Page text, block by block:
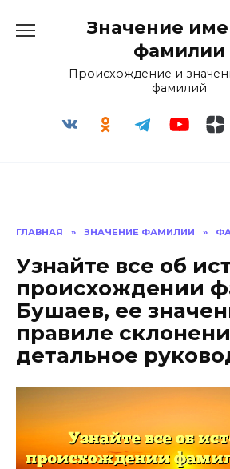
Значение
фамилии
Происхождение и
фамилий
ГЛАВНАЯ » ЗНАЧЕНИЕ ФАМИЛИИ »
Узнайте все об
происхождении
Бушаев, ее
правиле
детальное